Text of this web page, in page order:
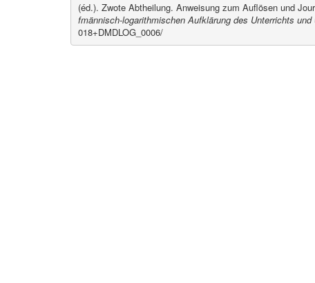
(éd.). Zwote Abtheilung. Anweisung zum Auflösen und
fmännisch-logarithmischen Aufklärung des Unterrichts
018+DMDLOG_0006/